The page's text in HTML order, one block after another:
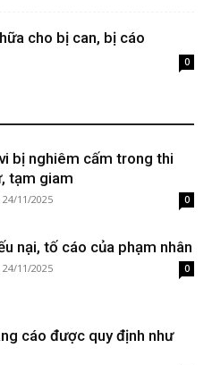
cho bị can, bị cáo
0
bị nghiêm cấm trong thi
tạm giam
24/11/2025 0
nại, tố cáo của phạm nhân
24/11/2025 0
cáo được quy định như